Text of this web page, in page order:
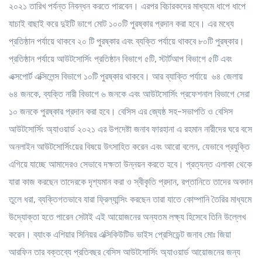
২০২১ তারিখ পর্যন্ত নিবন্ধন করতে পারবেন। এরপর বিচারকদের মাধ্যমে ধাপে ধাপে
যাচাই বাছাই করে দুইটি ভাগে মোট ১০০টি পুরষ্কার প্রদান করা হবে। এর মধ্যে
প্রতিষ্ঠান পর্যায়ে থাকবে ২০ টি পুরষ্কার এবং ব্যক্তি পর্যায়ে থাকবে ৮০টি পুরষ্কার।
প্রতিষ্ঠান পর্যায়ে আউটসোর্সিং প্রতিষ্ঠান বিভাগে ৫টি, স্টার্টআপ বিভাগে ৫টি এবং
এক্সপোর্ট এক্সিলেন্স বিভাগে ১০টি পুরষ্কার থাকবে। আর ব্যাক্তি পর্যায়ে ৬৪ জেলায়
৬৪ জনকে, ব্যক্তি নারী বিভাগে ৬ জনকে এবং আউটসোর্সিং প্রফেশনাল বিভাগে সেরা
১০ জনকে পুরষ্কার প্রদান করা হবে। বেসিস এর জ্যেষ্ঠ সহ-সভাপতি ও বেসিস
আউটসোর্সিং অ্যাওয়ার্ড ২০২১ এর উপদেষ্টা জনাব ফারহানা এ রহমান নারীদের ঘরে বসে
অনলাইন আউটসোর্সিংয়ের বিষয়ে উৎসাহিত করেন এবং আরো বলেন, যেভাবে প্রযুক্তি
এগিয়ে যাচ্ছে আমাদেরও সেভাবে দক্ষতা উন্নয়ন করতে হবে। প্রত্যন্ত এলাকা থেকে
যারা কাজ করছেন তাদেরকে দৃশ্যমান করা ও স্বীকৃতি প্রদান, রপ্তানিতে তাদের অবদান
তুলে ধরা, ব্যক্তিগতভাবে যারা ফ্রিল্যান্সিং করছেন তারা যাতে কোম্পানি তৈরির মাধ্যমে
উদ্যোক্তা হতে পারেন সেটাই এই আয়োজনের অন্যতম লক্ষ্য হিসেবে তিনি উল্লেখ
করেন। ব্যাংক এশিয়ার সিনিয়র এক্সিকিউটিভ ভাইস প্রেসিডেন্ট জনাব মোঃ জিয়া
আরফিন তার বক্তব্যে প্রতিবছর বেসিস আউটসোর্সিং অ্যাওয়ার্ড আয়োজনের জন্য